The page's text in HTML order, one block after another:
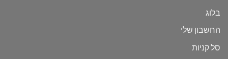
בלוג
החשבון שלי
סל קניות